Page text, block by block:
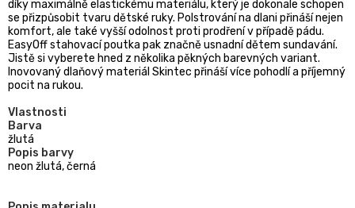
díky maximálně elastickému materiálu, který je dokonale schopen
se přizpůsobit tvaru dětské ruky. Polstrování na dlani přináší nejen
komfort, ale také vyšší odolnost proti prodření v případě pádu.
EasyOff stahovací poutka pak značně usnadní dětem sundavání.
Jistě si vyberete hned z několika pěkných barevných variant.
Inovovaný dlaňový materiál Skintec přináší více pohodlí a příjemný
pocit na rukou.
Vlastnosti
Barva
žlutá
Popis barvy
neon žlutá, černá